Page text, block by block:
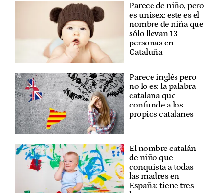
Parece de niño, pero
es unisex: este es el
nombre de niña que
sólo llevan 13
personas en
Cataluña
Parece inglés pero
no lo es: la palabra
catalana que
confunde a los
propios catalanes
El nombre catalán
de niño que
conquista a todas
las madres en
España: tiene tres